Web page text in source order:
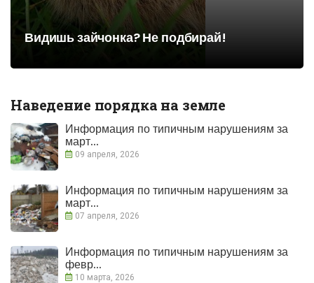
Видишь зайчонка? Не подбирай!
Наведение порядка на земле
Информация по типичным нарушениям за
март...
09 апреля, 2026
Информация по типичным нарушениям за
март...
07 апреля, 2026
Информация по типичным нарушениям за
февр...
10 марта, 2026